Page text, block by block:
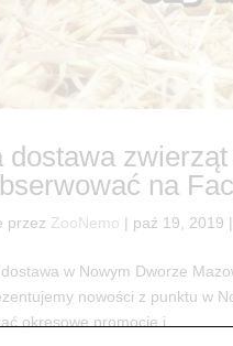
dostawa
na
przez ZooNemo | paź 19, 2019 |
w Nowym Dworze
nowości z punktu w
okresowe promocje i...